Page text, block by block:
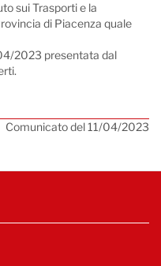
sui Trasporti e la
di Piacenza quale
2023 presentata dal
Comunicato del 11/04/2023